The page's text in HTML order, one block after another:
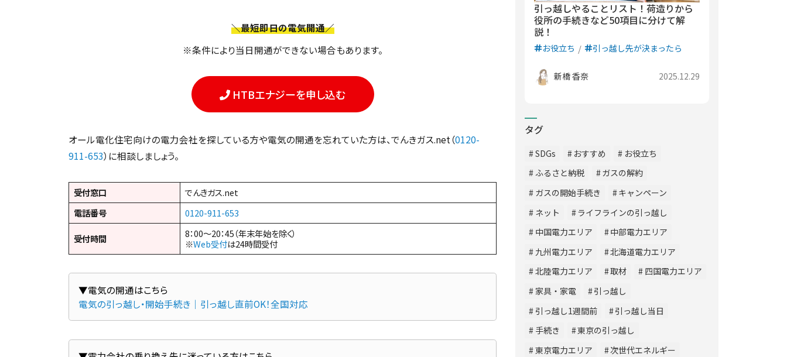
＼最短即日の電気開通／
※条件により当日開通ができない場合もあります。
HTBエナジーを申し込む
オール電化住宅向けの電力会社を探している方や電気の開通を忘れていた方は、でんきガス.net（0120-
911-653）に相談しましょう。
受付窓口
でんきガス.net
電話番号
0120-911-653
受付時間
8：00～20：45（年末年始を除く）
※Web受付は24時間受付
電気の引っ越し・開始手続き｜引っ越し直前OK！全国対応
引っ越しやることリスト！荷造りから
役所の手続きなど50項目に分けて解
説！
お役立ち 引っ越し先が決まったら
新橋 香奈 2025.12.29
タグ
SDGs おすすめ
お役立ち
ふるさと納税
ガスの解約
ガスの開始手続き
キャンペーン
ネット
ライフラインの引っ越し
中国電力エリア
中部電力エリア
九州電力エリア
北海道電力エリア
北陸電力エリア
取材
四国電力エリア
家具・家電
引っ越し
引っ越し1週間前
引っ越し当日
手続き
東京の引っ越し
東京電力エリア
次世代エネルギー